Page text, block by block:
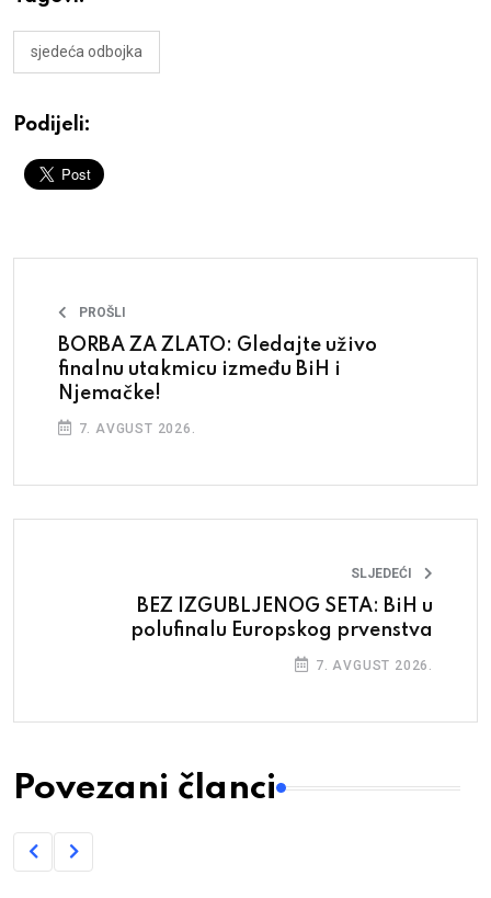
sjedeća odbojka
Podijeli:
PROŠLI
BORBA ZA ZLATO: Gledajte uživo
finalnu utakmicu između BiH i
Njemačke!
7. AVGUST 2026.
SLJEDEĆI
BEZ IZGUBLJENOG SETA: BiH u
polufinalu Europskog prvenstva
7. AVGUST 2026.
Povezani članci